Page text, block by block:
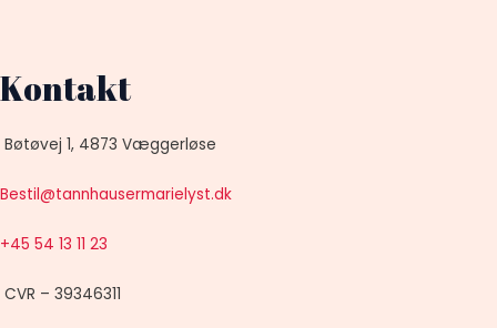
Kontakt
Bøtøvej 1, 4873 Væggerløse
Bestil@tannhausermarielyst.dk
+45 54 13 11 23
CVR – 39346311